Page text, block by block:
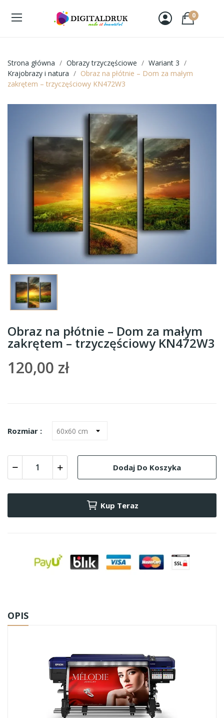
0
Strona główna Obrazy trzyczęściowe
Wariant 3
Krajobrazy i natura
Obraz na płótnie – Dom za małym
zakrętem – trzyczęściowy KN472W3
Obraz na płótnie – Dom za małym
zakrętem – trzyczęściowy KN472W3
120,00 zł
Rozmiar :
Dodaj Do Koszyka
Kup Teraz
OPIS